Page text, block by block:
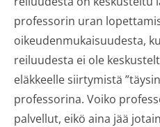
professorin uran
oikeudenmukaisuudesta,
reiluudesta ei ole
eläkkeelle siirtymistä
professorina. Voiko
palvellut, eikö aina jää